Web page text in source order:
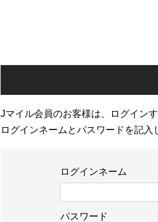
Jマイル会員のお客様は、ログイン
ログインネームとパスワードを記入
ログインネーム
パスワード